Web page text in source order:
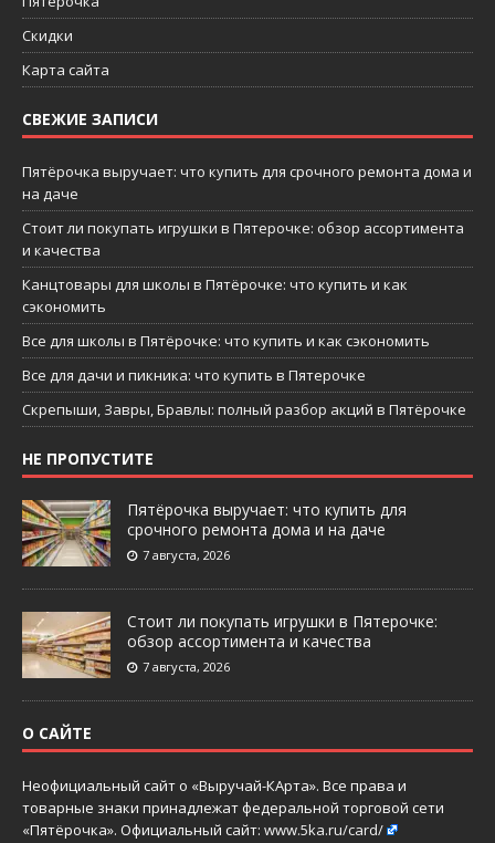
Скидки
Карта сайта
СВЕЖИЕ ЗАПИСИ
Пятёрочка выручает: что купить для срочного ремонта дома и
на даче
Стоит ли покупать игрушки в Пятерочке: обзор ассортимента
и качества
Канцтовары для школы в Пятёрочке: что купить и как
сэкономить
Все для школы в Пятёрочке: что купить и как сэкономить
Все для дачи и пикника: что купить в Пятерочке
Скрепыши, Завры, Бравлы: полный разбор акций в Пятёрочке
НЕ ПРОПУСТИТЕ
Пятёрочка выручает: что купить для
срочного ремонта дома и на даче
7 августа, 2026
Стоит ли покупать игрушки в Пятерочке:
обзор ассортимента и качества
7 августа, 2026
О САЙТЕ
Неофициальный сайт о «Выручай-КАрта». Все права и
товарные знаки принадлежат федеральной торговой сети
«Пятёрочка». Официальный сайт: www.5ka.ru/card/